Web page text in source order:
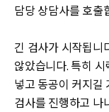
담당 상담사를 호출
긴 검사가 시작됩니
않았습니다. 특히
넣고 동공이 커지길
검사를 진행하고 나